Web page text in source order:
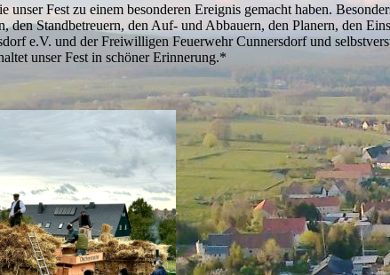
Fest zu einem besonderen Ereignis gemacht haben.
Standbetreuern, den Auf- und Abbauern, den Planern, den
e.V. und der Freiwilligen Feuerwehr Cunnersdorf und
unser Fest in schöner Erinnerung.*